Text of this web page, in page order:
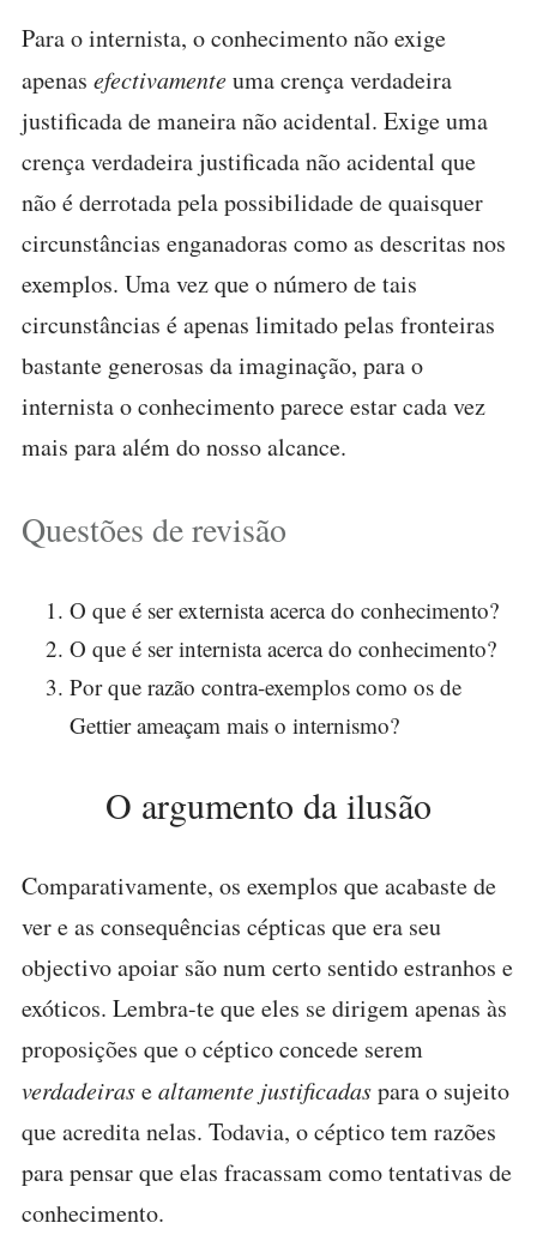
Para o internista, o conhecimento não exige
apenas efectivamenteuma crença verdadeira
justificada de maneira não acidental. Exige uma
crença verdadeira justificada não acidental que
não é derrotada pela possibilidade de quaisquer
circunstâncias enganadoras como as descritas nos
exemplos. Uma vez que o número de tais
circunstâncias é apenas limitado pelas fronteiras
bastante generosas da imaginação, para o
internista o conhecimento parece estar cada vez
mais para além do nosso alcance.
Questões de revisão
O que é ser externista acerca do conhecimento?
O que é ser internista acerca do conhecimento?
Por que razão contra-exemplos como os de
Gettier ameaçam mais o internismo?
O argumento da ilusão
Comparativamente, os exemplos que acabaste de
ver e as consequências cépticas que era seu
objectivo apoiar são num certo sentido estranhos e
exóticos. Lembra-te que eles se dirigem apenas às
proposições que o céptico concede serem
verdadeirasealtamente justificadaspara o sujeito
que acredita nelas. Todavia, o céptico tem razões
para pensar que elas fracassam como tentativas de
conhecimento.